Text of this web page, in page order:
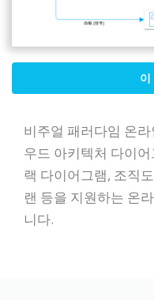
비주얼 패러다임 온
우드 아키텍처 다이
랙 다이어그램, 조직
랜 등을 지원하는 온
니다.